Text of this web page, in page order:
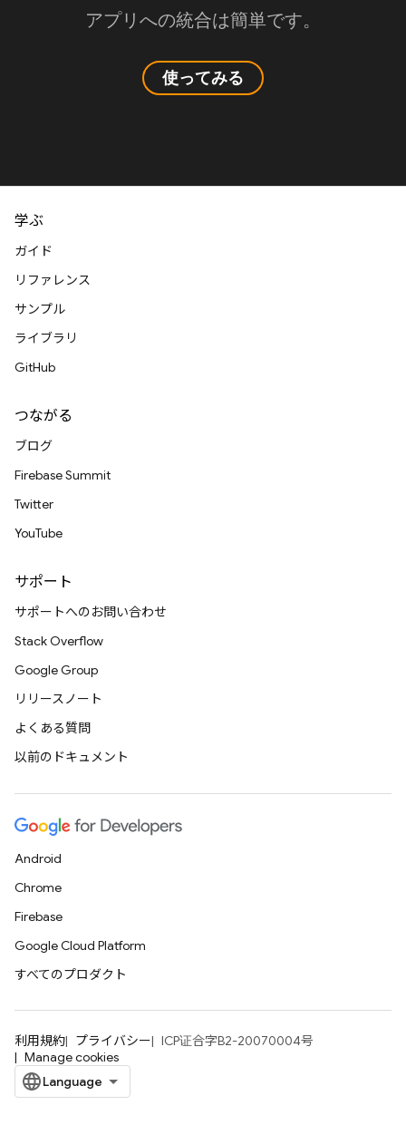
アプリへの統合は簡単です。
使ってみる
学ぶ
ガイド
リファレンス
サンプル
ライブラリ
GitHub
つながる
ブログ
Firebase Summit
Twitter
YouTube
サポート
サポートへのお問い合わせ
Stack Overflow
Google Group
リリースノート
よくある質問
以前のドキュメント
Android
Chrome
Firebase
Google Cloud Platform
すべてのプロダクト
利用規約 プライバシー
ICP证合字B2-20070004号
Manage cookies